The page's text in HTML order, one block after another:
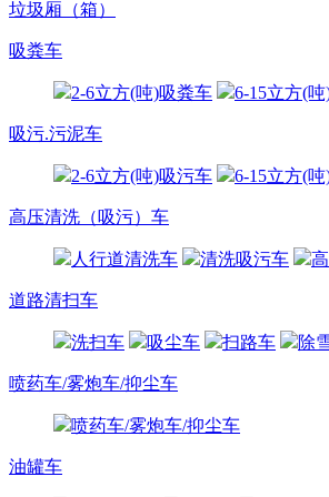
垃圾厢（箱）
吸粪车
2-6立方(吨)吸粪车 6-15立方(
吸污.污泥车
2-6立方(吨)吸污车 6-15立方(
高压清洗（吸污）车
人行道清洗车 清洗吸污车
道路清扫车
洗扫车 吸尘车 扫路车 除
喷药车/雾炮车/抑尘车
喷药车/雾炮车/抑尘车
油罐车